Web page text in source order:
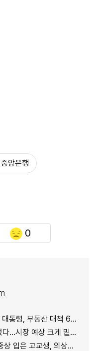
앙은행
0
검…"기존 방식 벗어나 과감히 실행" 外
예상 크게 밑돈 '고용 쇼크'
은 고교생, 의상자 인정